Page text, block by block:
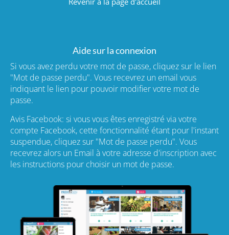
Aide sur la connexion
Si vous avez perdu votre mot de passe, cliquez sur le lien
"Mot de passe perdu". Vous recevrez un email vous
indiquant le lien pour pouvoir modifier votre mot de
passe.
Avis Facebook: si vous vous êtes enregistré via votre
compte Facebook, cette fonctionnalité étant pour l'instant
suspendue, cliquez sur "Mot de passe perdu". Vous
recevrez alors un Email à votre adresse d'inscription avec
les instructions pour choisir un mot de passe.